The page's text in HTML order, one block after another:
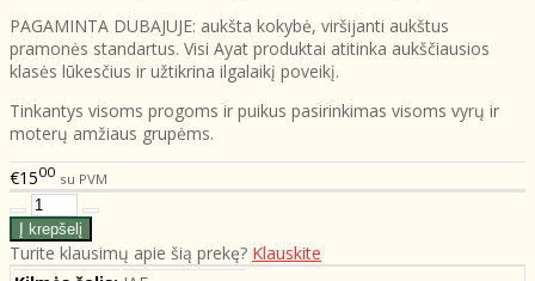
PAGAMINTA DUBAJUJE: aukšta kokybė, viršijanti aukštus
pramonės standartus. Visi Ayat produktai atitinka aukščiausios
klasės lūkesčius ir užtikrina ilgalaikį poveikį.
Tinkantys visoms progoms ir puikus pasirinkimas visoms vyrų ir
moterų amžiaus grupėms.
€1500 su PVM
Turite klausimų apie šią prekę? Klauskite